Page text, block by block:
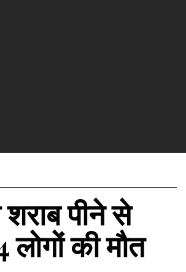
पीने से
लोगों की मौत